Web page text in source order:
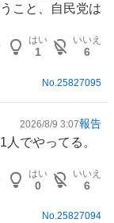
こと、自民党は
はい
1
いいえ
6
No. 25827095
2026/8/9 3:07報告
でやってる。
はい
0
いいえ
6
No.25827094